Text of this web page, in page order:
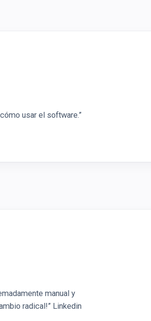
usar el software.”
manual y
radical!” Linkedin